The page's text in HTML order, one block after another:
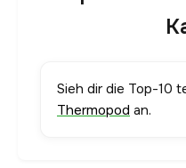
Sieh dir die Top-10
Thermopod an.